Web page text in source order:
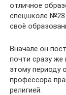
отличное
спецшколе
своё
Вначале он
почти сразу же
этому периоду
профессора
религией.